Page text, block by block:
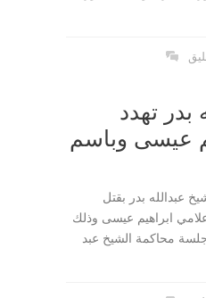
بدر تهدد
عيسى وباسم
عبدالله بدر بقتل
ابراهيم عيسى وذلك
محاكمة الشيخ عبد